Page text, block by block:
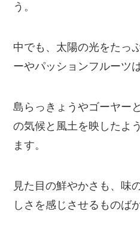
う。
中でも、太陽の光をたっ
ーやパッションフルーツ
島らっきょうやゴーヤー
の気候と風土を映したよ
ます。
見た目の鮮やかさも、味
しさを感じさせるものば